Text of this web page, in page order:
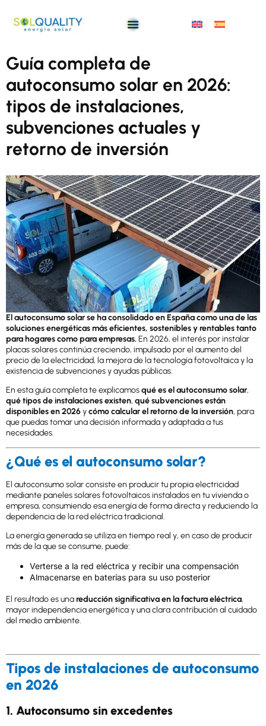
Guía completa de
autoconsumo solar en 2026:
tipos de instalaciones,
subvenciones actuales y
retorno de inversión
El autoconsumo solar se ha consolidado en España como una de las
soluciones energéticas más eficientes, sostenibles y rentables tanto
para hogares como para empresas.En 2026, el interés por instalar
placas solares continúa creciendo, impulsado por el aumento del
precio de la electricidad, la mejora de la tecnología fotovoltaica y la
existencia de subvenciones y ayudas públicas.
En esta guía completa te explicamosqué es el autoconsumo solar,
qué tipos de instalaciones existen, qué subvenciones están
disponibles en 2026ycómo calcular el retorno de la inversión, para
que puedas tomar una decisión informada y adaptada a tus
necesidades.
¿Qué es el autoconsumo solar?
El autoconsumo solar consiste en producir tu propia electricidad
mediante paneles solares fotovoltaicos instalados en tu vivienda o
empresa, consumiendo esa energía de forma directa y reduciendo la
dependencia de la red eléctrica tradicional.
La energía generada se utiliza en tiempo real y, en caso de producir
más de la que se consume, puede:
Verterse a la red eléctrica y recibir una compensación
Almacenarse en baterías para su uso posterior
El resultado es unareducción significativa en la factura eléctrica,
mayor independencia energética y una clara contribución al cuidado
del medio ambiente.
Tipos de instalaciones de autoconsumo
en 2026
1. Autoconsumo sin excedentes